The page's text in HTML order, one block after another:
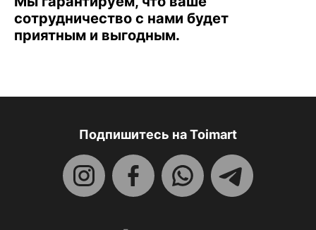
сотрудничество с нами будет
приятным и выгодным.
Подпишитесь на Toimart